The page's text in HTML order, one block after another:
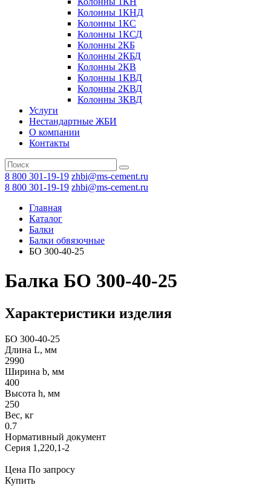
Колонны 1КНД
Колонны 1КС
Колонны 1КСД
Колонны 2КБ
Колонны 2КБД
Колонны 2КВ
Колонны 1КВД
Колонны 2КВД
Колонны 3КВД
Услуги
Нестандартные ЖБИ
О компании
Контакты
8 800 301-19-19 zhbi@ms-cement.ru
8 800 301-19-19 zhbi@ms-cement.ru
Главная
Каталог
Балки
Балки обвязочные
БО 300-40-25
Балка БО 300-40-25
Характеристики изделия
БО 300-40-25
Длина L, мм
2990
Ширина b, мм
400
Высота h, мм
250
Вес, кг
0.7
Нормативный документ
Серия 1,220,1-2
Цена По запросу
Купить